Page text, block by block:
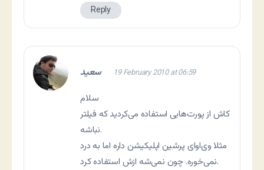
Reply
سعید 19 February 2010 at 06:59
سلام
کاش از پورت‌هایی استفاده می‌کردید که فیلتر
نباشه.
مثلا وی‌اوای پرشین اپلیکیشن داره اما به درد
نمی‌خوره. چون نمی‌شه ازش استفاده کرد.